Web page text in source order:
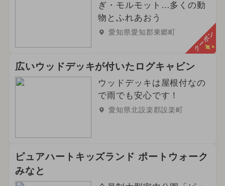
ぎ・モルモット…多くの動
物とふれあおう
愛知県愛知郡東郷町 クーポン
広いウッドデッキが付いたログキャビン
ウッドデッキは屋根付なの
で雨でも安心です！
愛知県北設楽郡設楽町
ピュアハートキッズランド ポートウォーク
みなと